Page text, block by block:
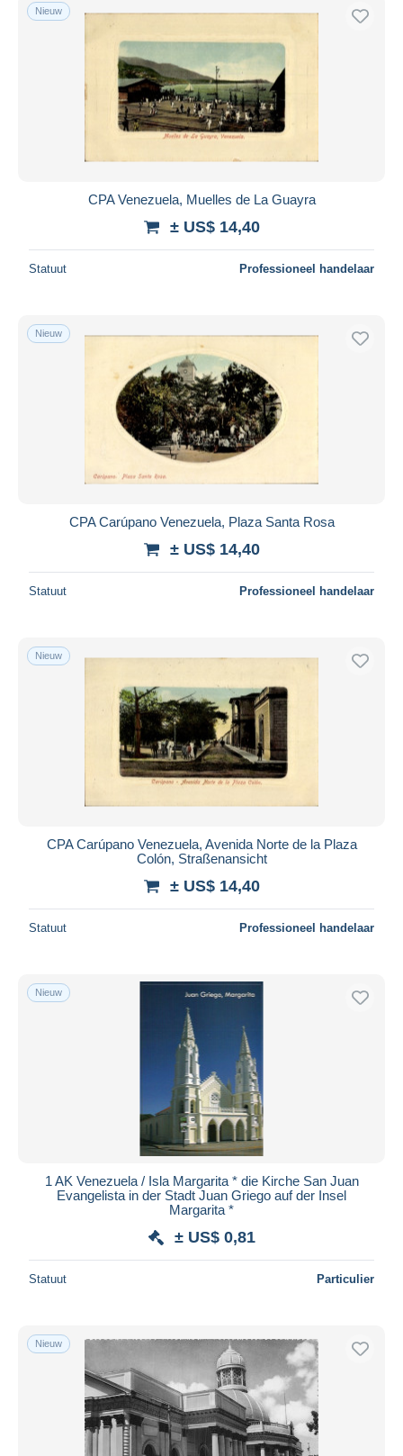
Nieuw
CPA Venezuela, Muelles de La Guayra
± US$ 14,40
Statuut Professioneel handelaar
Nieuw
CPA Carúpano Venezuela, Plaza Santa Rosa
± US$ 14,40
Statuut Professioneel handelaar
Nieuw
CPA Carúpano Venezuela, Avenida Norte de la Plaza
Colón, Straßenansicht
± US$ 14,40
Statuut Professioneel handelaar
Nieuw
1 AK Venezuela / Isla Margarita * die Kirche San Juan
Evangelista in der Stadt Juan Griego auf der Insel
Margarita *
± US$ 0,81
Statuut Particulier
Nieuw